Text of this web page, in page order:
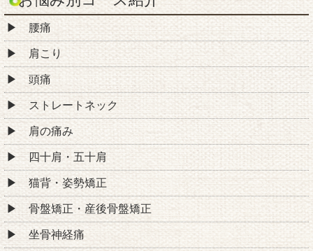
手足のしびれ
自律神経失調症（不眠症）
その他
お役立ち情報
諦めてしまった症状ありますか？ 整体師が解説する正
しい整体の選び方
施術例で見る！青梅市の当整体院はなぜ高い効果が期
待できる？
青梅市の整体師が解説！ 整体で期待できる効果
整体師監修|腰痛・ぎっくり腰の原因と対処法